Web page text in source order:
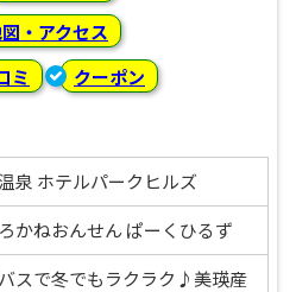
・アクセス
ミ
クーポン
泉 ホテルパークヒルズ
かねおんせん ぱーくひるず
スで冬でもラクラク♪美瑛産